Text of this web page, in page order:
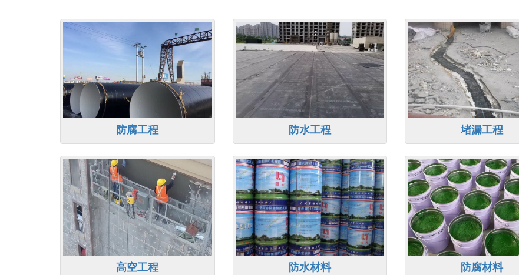
防腐工程 防水工程 堵漏工程
高空工程 防水材料 防腐材料